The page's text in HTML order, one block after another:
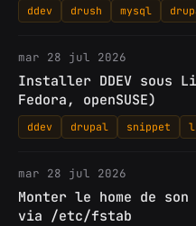
ddev drush mysql
mar 28 jul 2026
Installer DDEV sous
Fedora, openSUSE)
ddev drupal snippet
mar 28 jul 2026
Monter le home de
via /etc/fstab